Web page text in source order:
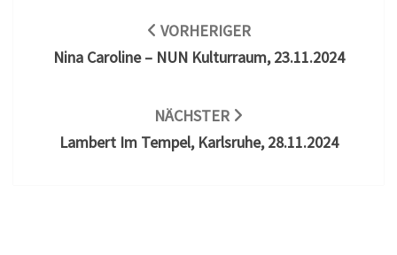
VORHERIGER
Nina Caroline – NUN Kulturraum, 23.11.2024
NÄCHSTER
Lambert Im Tempel, Karlsruhe, 28.11.2024